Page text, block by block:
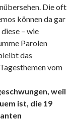
Die oft
können da gar
– wie
Parolen
das
vom
weil
ist, die 19